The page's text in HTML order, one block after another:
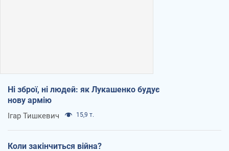
Ні зброї, ні людей: як Лукашенко будує
нову армію
Ігар Тишкевич 15,9 т.
Коли закінчиться війна?